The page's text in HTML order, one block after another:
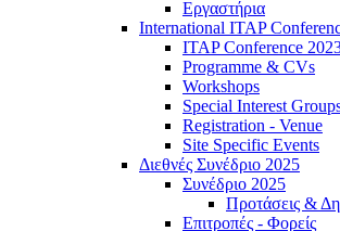
Εργαστήρια
International ITAP
ITAP Conference
Programme & CVs
Workshops
Special Interest
Registration - Venue
Site Specific Events
Διεθνές Συνέδριο 2025
Συνέδριο 2025
Προτάσεις &
Επιτροπές - Φορείς